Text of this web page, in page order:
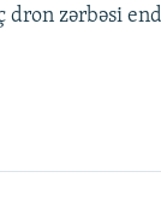
dron zərbəsi